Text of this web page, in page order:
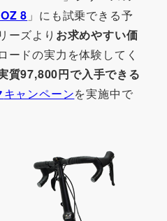
8 」にも試乗できる予
ーズより お求めやすい価
ードの実力を体験してく
質97,800円で入手できる
キャンペーンを実施中で